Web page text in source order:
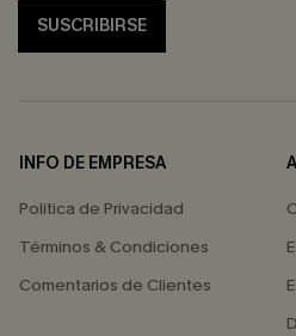
SUSCRIBIRSE
INFO DE EMPRESA
Política de Privacidad
Términos & Condiciones
Comentarios de Clientes